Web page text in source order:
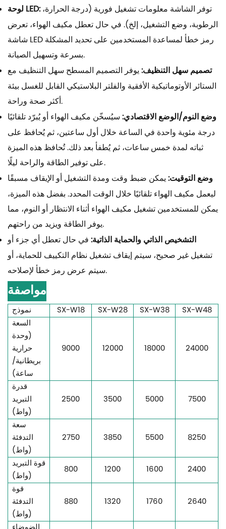
لوحة LED:توفر الشاشة معلومات تشغيل فورية (درجة الحرارة،
الرطوبة، وضع التشغيل، إلخ). في حال تعطل مكيف الهواء، تعرض
شاشة LED رمز خطأ لمساعدة المستخدمين على تحديد المشكلة
بسرعة وتسهيل الصيانة.
تصميم سهل التنظيف:يوفر التصميم المسطح سهل التنظيف مع
الستائر الأوتوماتيكية الأفقية والفلتر البلاستيكي القابل للغسل بيئة
أكثر صحة وراحة.
وضع النوم/الوضع الاقتصادي:سيُسخّن مكيف الهواء أو يُبرّد تلقائيًا
درجة مئوية واحدة في الساعة خلال أول ساعتين، ثم يُحافظ على
ثباته لمدة خمس ساعات، ثم يُطفأ بعد ذلك. تُحافظ هذه الميزة
على توفير الطاقة والراحة ليلًا.
وضع التوقيت:يمكن ضبط وقت ومدة التشغيل أو الإيقاف مسبقًا
ليعمل مكيف الهواء تلقائيًا خلال الوقت المحدد. بفضل هذه الميزة،
يمكن للمستخدمين تشغيل مكيف الهواء أثناء الانتظار أو النوم، مما
يوفر الطاقة ويزيد من راحتهم.
التشخيص الذاتي والحماية الذاتية:في حال تعطل أي جزء أو
تشغيل غير صحيح، سيتم إيقاف تشغيل نظام التكييف للحماية، أو
سيتم عرض رمز خطأ لإصلاحه.
مواصفة
نموذج SX-W18 SX-W28 SX-W38
SX-W48
السعة
(وحدة
حرارية
بريطانية/
ساعة)
9000 12000 18000 24000
قدرة
التبريد
(واط)
2500 3500 5000 7500
سعة
التدفئة
(واط)
2750 3850 5500 8250
قوة التبريد
(واط)
800 1200 1600
2400
قوة
التدفئة
(واط)
880 1320 1760 2640